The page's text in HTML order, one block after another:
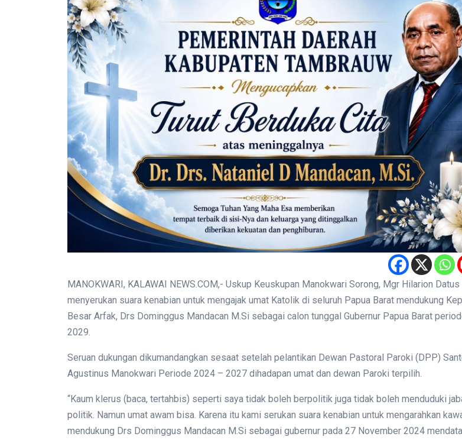
MANOKWARI, KALAWAI NEWS.COM,- Uskup Keuskupan Manokwari Sorong, Mgr Hilarion
menyerukan suara kenabian untuk mengajak umat Katolik di seluruh Papua Barat mendukung
Besar Arfak, Drs Dominggus Mandacan M.Si sebagai calon tunggal Gubernur Papua Barat
2029.
Seruan dukungan dikumandangkan sesaat setelah pelantikan Dewan Pastoral Paroki (DPP)
Agustinus Manokwari Periode 2024 – 2027 dihadapan umat dan dewan Paroki terpilih.
“Kaum klerus (baca, tertahbis) seperti saya tidak boleh berpolitik juga tidak boleh menduduki
politik. Namun umat awam bisa. Karena itu kami serukan suara kenabian untuk mengarahkan
mendukung Drs Dominggus Mandacan M.Si sebagai gubernur pada 27 November 2024